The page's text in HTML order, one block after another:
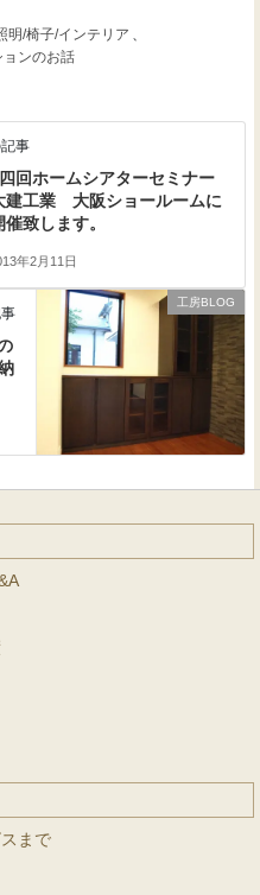
明/椅子/インテリア 、
ンのお話
事
回ホームシアターセミナー
建工業 大阪ショールームに
催致します。
年2月11日
工房BLOG
まで